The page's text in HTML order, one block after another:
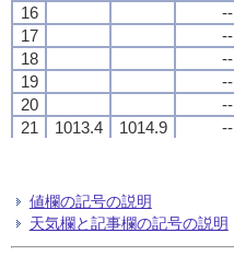
16
--
17
--
18
--
19
--
20
--
21
1013.4 1014.9 --
24
16
--
17
--
18
--
19
--
20
--
21
1013.4 1014.9 --
24
16
--
17
--
18
--
19
--
20
--
21
1013.4 1014.9 --
24
16
--
17
--
18
--
19
--
20
--
21
1013.4 1014.9 --
24
値欄の記号の説明
天気欄と記事欄の記号の説明